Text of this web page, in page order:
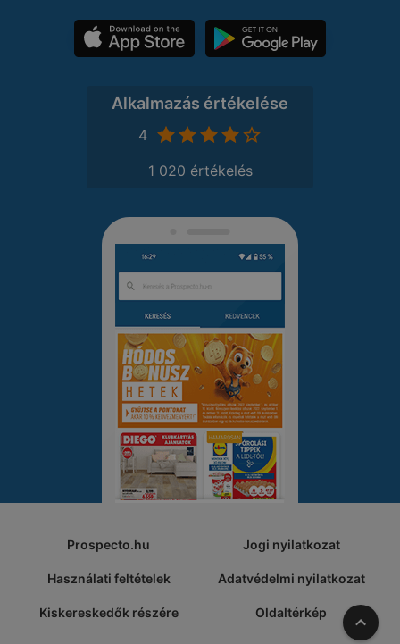
Alkalmazás értékelése
4
1 020 értékelés
Prospecto.hu Jogi nyilatkozat
Használati feltételek Adatvédelmi nyilatkozat
Kiskereskedők részére Oldaltérkép A